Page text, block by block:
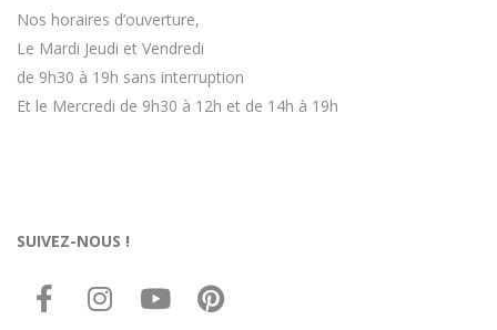
Nos horaires d’ouverture,
Le Mardi Jeudi et Vendredi
de 9h30 à 19h sans interruption
Et le Mercredi de 9h30 à 12h et de 14h à 19h
SUIVEZ-NOUS !